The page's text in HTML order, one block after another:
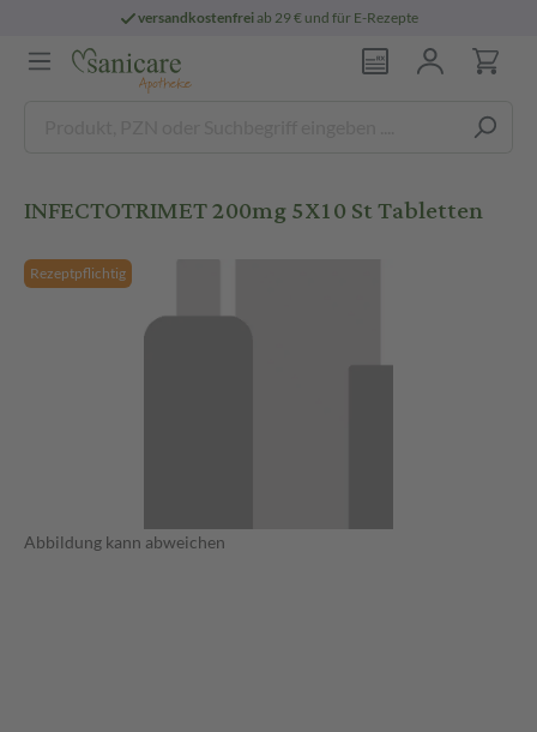
versandkostenfreiab 29 € und für E-Rezepte
INFECTOTRIMET 200mg 5X10 St Tabletten
Rezeptpflichtig
Abbildung kann abweichen